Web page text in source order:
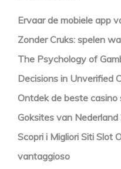
Ervaar de mobiele app
Zonder Cruks: spelen
The Psychology of
Decisions in Unverified
Ontdek de beste casino
Goksites van
Scopri i Migliori Siti Slot
vantaggioso